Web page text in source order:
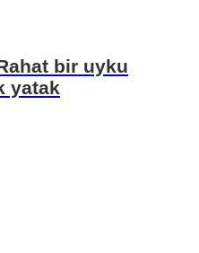
bir uyku
yatak